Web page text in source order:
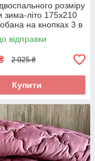
розміру
зима-літо 175х210
на кнопках 3 в
Белый
відправки
2 025 ₴
Купити